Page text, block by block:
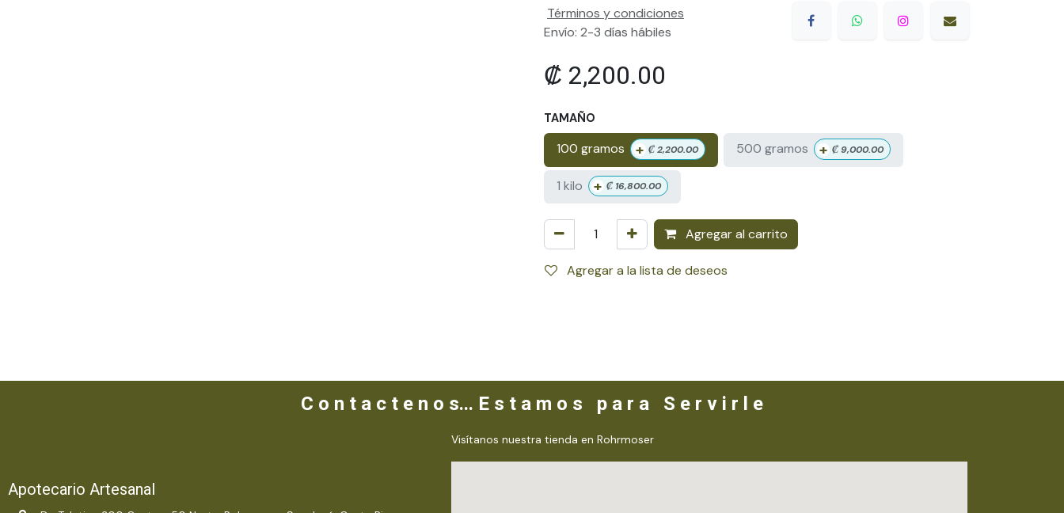
₡ 2,200.00
TAMAÑO
100 gramos + ₡2,200.00 500 gramos + ₡9,000.00
1 kilo + ₡ 16,800.00
Agregar al carrito
Agregar a la lista de deseos
Términos y condiciones
Envío: 2-3 días hábiles
C o n t a c t e n o s... E s t a m o s p a r a S e r v i r l e
Apotecario Artesanal
Visítanos nuestra tienda en Rohrmoser